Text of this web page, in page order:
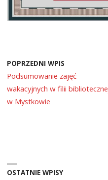
POPRZEDNI WPIS
Podsumowanie zajęć
wakacyjnych w filii
w Mystkowie
OSTATNIE WPISY